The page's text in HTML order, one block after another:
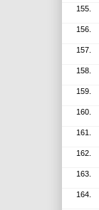
155.
156.
157.
158.
159.
160.
161.
162.
163.
164.